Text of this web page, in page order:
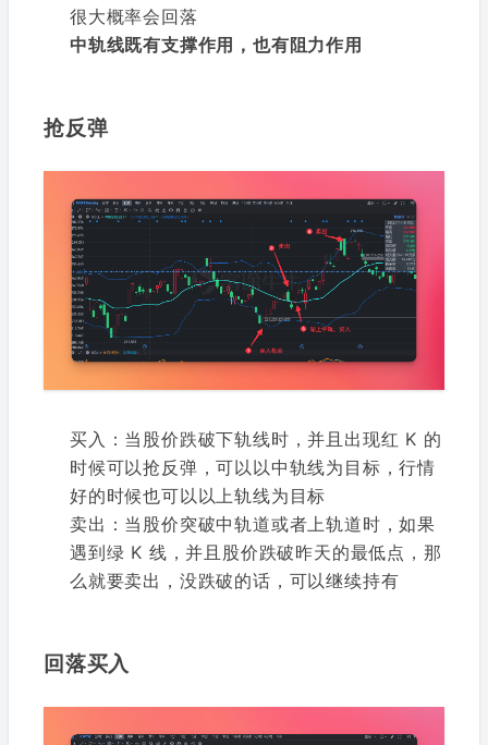
很大概率会回落
中轨线既有支撑作用，也有阻力作用
抢反弹
买入：当股价跌破下轨线时，并且出现红 K 的
时候可以抢反弹，可以以中轨线为目标，行情
好的时候也可以以上轨线为目标
卖出：当股价突破中轨道或者上轨道时，如果
遇到绿 K 线，并且股价跌破昨天的最低点，那
么就要卖出，没跌破的话，可以继续持有
回落买入